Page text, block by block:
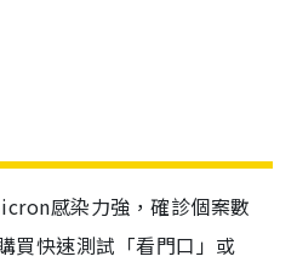
感染力強，確診個案數
買快速測試「看門口」或